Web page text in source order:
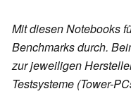
Mit diesen Notebooks
Benchmarks durch.
zur jeweiligen
Testsysteme (Tower-